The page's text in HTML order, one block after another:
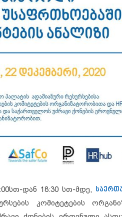
დან 18:30 სთ-მდე,
კომიტეტების